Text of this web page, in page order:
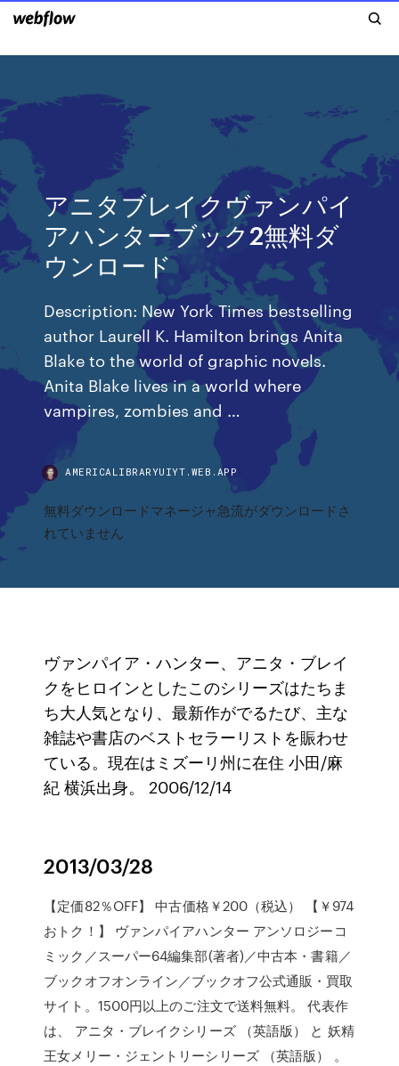
アニタブレイクヴァンパイ
アハンターブック2無料ダ
ウンロード
Description: New York Times bestselling
author Laurell K. Hamilton brings Anita
Blake to the world of graphic novels.
Anita Blake lives in a world where
vampires, zombies and …
AMERICALIBRARYUIYT.WEB.APP
無料ダウンロードマネージャ急流がダウンロードさ
れていません
ヴァンパイア・ハンター、アニタ・ブレイ
クをヒロインとしたこのシリーズはたちま
ち大人気となり、最新作がでるたび、主な
雑誌や書店のベストセラーリストを賑わせ
ている。現在はミズーリ州に在住 小田/麻
紀 横浜出身。 2006/12/14
2013/03/28
【定価82％OFF】 中古価格￥200（税込） 【￥974
おトク！】 ヴァンパイアハンター アンソロジーコ
ミック／スーパー64編集部(著者)／中古本・書籍／
ブックオフオンライン／ブックオフ公式通販・買取
サイト。1500円以上のご注文で送料無料。 代表作
は、 アニタ・ブレイクシリーズ （英語版） と 妖精
王女メリー・ジェントリーシリーズ （英語版） 。